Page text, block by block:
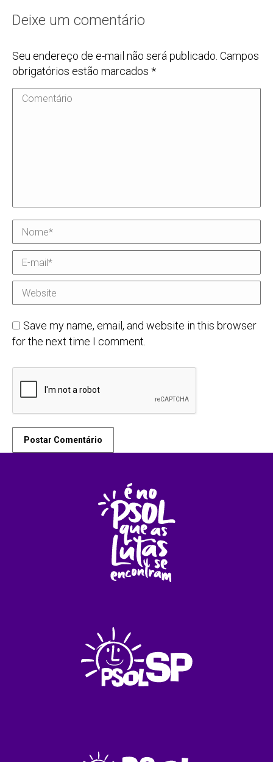
Deixe um comentário
Seu endereço de e-mail não será publicado. Campos
obrigatórios estão marcados *
Comentário
Nome *
E-mail *
Website
Save my name, email, and website in this browser
for the next time I comment.
Postar Comentário